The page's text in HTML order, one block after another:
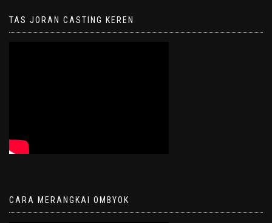
TAS JORAN CASTING KEREN
CARA MERANGKAI OMBYOK